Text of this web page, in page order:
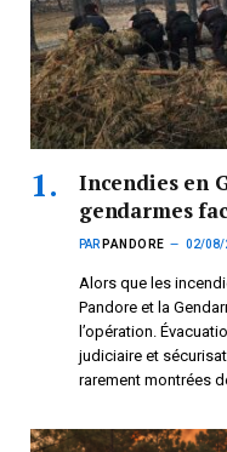
Incendies en
gendarmes
PAR PANDORE 02/08/
Alors que les
Pandore et la
l’opération.
judiciaire et
rarement montrées